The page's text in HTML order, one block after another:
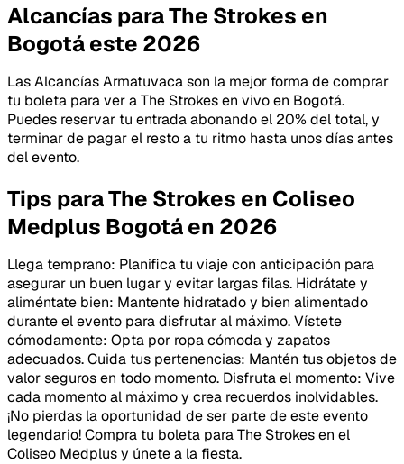
Alcancías para The Strokes en
Bogotá este 2026
Las Alcancías Armatuvaca son la mejor forma de comprar
tu boleta para ver a The Strokes en vivo en Bogotá.
Puedes reservar tu entrada abonando el 20% del total, y
terminar de pagar el resto a tu ritmo hasta unos días antes
del evento.
Tips para The Strokes en Coliseo
Medplus Bogotá en 2026
Llega temprano: Planifica tu viaje con anticipación para
asegurar un buen lugar y evitar largas filas. Hidrátate y
aliméntate bien: Mantente hidratado y bien alimentado
durante el evento para disfrutar al máximo. Vístete
cómodamente: Opta por ropa cómoda y zapatos
adecuados. Cuida tus pertenencias: Mantén tus objetos de
valor seguros en todo momento. Disfruta el momento: Vive
cada momento al máximo y crea recuerdos inolvidables.
¡No pierdas la oportunidad de ser parte de este evento
legendario! Compra tu boleta para The Strokes en el
Coliseo Medplus y únete a la fiesta.